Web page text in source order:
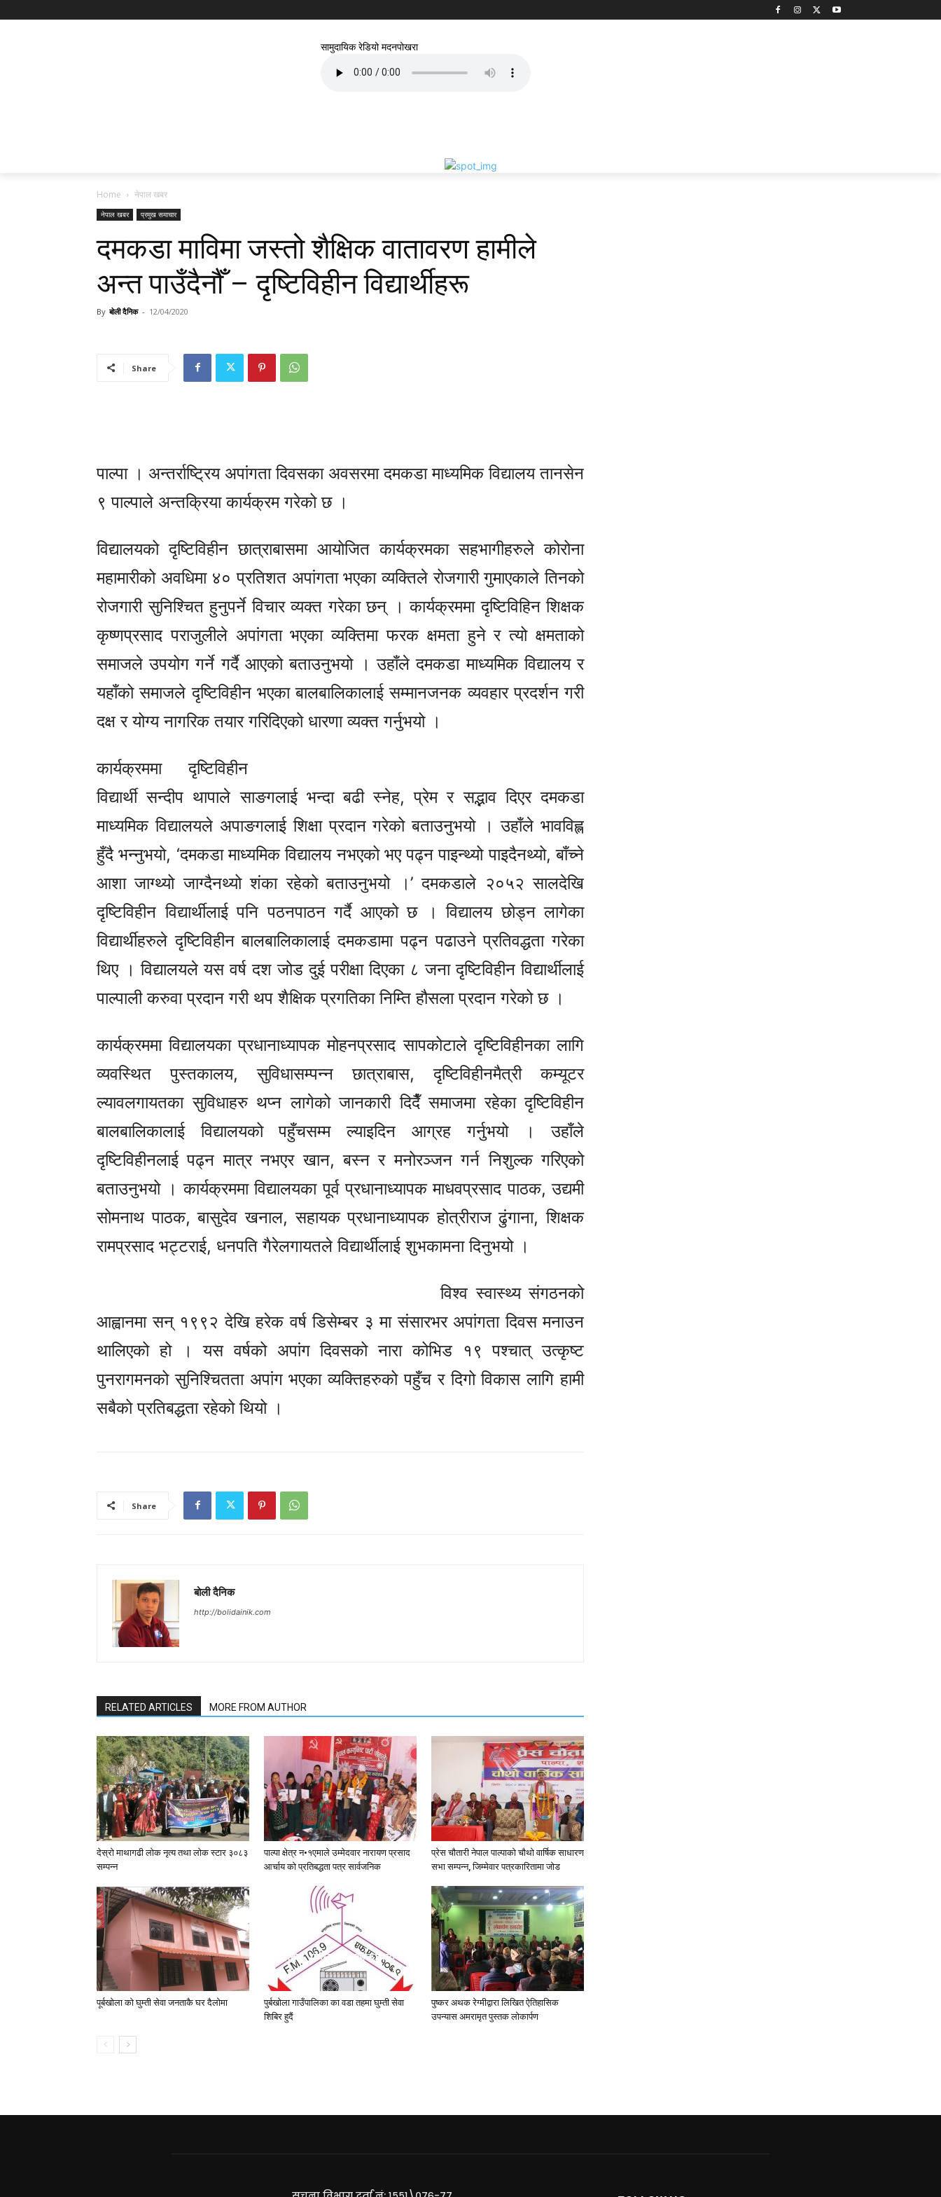
सामुदायिक रेडियो मदनपोखरा
Home नेपाल खबर
नेपाल खबर प्रमुख समाचार
दमकडा माविमा जस्तो शैक्षिक वातावरण हामीले
अन्त पाउँदैनौँ – दृष्टिविहीन विद्यार्थीहरू
By बोली दैनिक - 12/04/2020
Share
पाल्पा । अन्तर्राष्ट्रिय अपांगता दिवसका अवसरमा दमकडा माध्यमिक विद्यालय तानसेन
९ पाल्पाले अन्तक्रिया कार्यक्रम गरेको छ ।
विद्यालयको दृष्टिविहीन छात्राबासमा आयोजित कार्यक्रमका सहभागीहरुले कोरोना
महामारीको अवधिमा ४० प्रतिशत अपांगता भएका व्यक्तिले रोजगारी गुमाएकाले तिनको
रोजगारी सुनिश्चित हुनुपर्ने विचार व्यक्त गरेका छन् । कार्यक्रममा दृष्टिविहिन शिक्षक
कृष्णप्रसाद पराजुलीले अपांगता भएका व्यक्तिमा फरक क्षमता हुने र त्यो क्षमताको
समाजले उपयोग गर्ने गर्दै आएको बताउनुभयो । उहाँले दमकडा माध्यमिक विद्यालय र
यहाँको समाजले दृष्टिविहीन भएका बालबालिकालाई सम्मानजनक व्यवहार प्रदर्शन गरी
दक्ष र योग्य नागरिक तयार गरिदिएको धारणा व्यक्त गर्नुभयो ।
कार्यक्रममा दृष्टिविहीन
विद्यार्थी सन्दीप थापाले साङगलाई भन्दा बढी स्नेह, प्रेम र सद्भाव दिएर दमकडा
माध्यमिक विद्यालयले अपाङगलाई शिक्षा प्रदान गरेको बताउनुभयो । उहाँले भावविह्ल
हुँदै भन्नुभयो, ‘दमकडा माध्यमिक विद्यालय नभएको भए पढ्न पाइन्थ्यो पाइदैनथ्यो, बाँच्ने
आशा जाग्थ्यो जाग्दैनथ्यो शंका रहेको बताउनुभयो ।’ दमकडाले २०५२ सालदेखि
दृष्टिविहीन विद्यार्थीलाई पनि पठनपाठन गर्दै आएको छ । विद्यालय छोड्न लागेका
विद्यार्थीहरुले दृष्टिविहीन बालबालिकालाई दमकडामा पढ्न पढाउने प्रतिवद्धता गरेका
थिए । विद्यालयले यस वर्ष दश जोड दुई परीक्षा दिएका ८ जना दृष्टिविहीन विद्यार्थीलाई
पाल्पाली करुवा प्रदान गरी थप शैक्षिक प्रगतिका निम्ति हौसला प्रदान गरेको छ ।
कार्यक्रममा विद्यालयका प्रधानाध्यापक मोहनप्रसाद सापकोटाले दृष्टिविहीनका लागि
व्यवस्थित पुस्तकालय, सुविधासम्पन्न छात्राबास, दृष्टिविहीनमैत्री कम्यूटर
ल्यावलगायतका सुविधाहरु थप्न लागेको जानकारी दिदैँ समाजमा रहेका दृष्टिविहीन
बालबालिकालाई विद्यालयको पहुँचसम्म ल्याइदिन आग्रह गर्नुभयो । उहाँले
दृष्टिविहीनलाई पढ्न मात्र नभएर खान, बस्न र मनोरञ्जन गर्न निशुल्क गरिएको
बताउनुभयो । कार्यक्रममा विद्यालयका पूर्व प्रधानाध्यापक माधवप्रसाद पाठक, उद्यमी
सोमनाथ पाठक, बासुदेव खनाल, सहायक प्रधानाध्यापक होत्रीराज ढुंगाना, शिक्षक
रामप्रसाद भट्टराई, धनपति गैरेलगायतले विद्यार्थीलाई शुभकामना दिनुभयो ।
विश्व स्वास्थ्य संगठनको
आह्वानमा सन् १९९२ देखि हरेक वर्ष डिसेम्बर ३ मा संसारभर अपांगता दिवस मनाउन
थालिएको हो । यस वर्षको अपांग दिवसको नारा कोभिड १९ पश्चात् उत्कृष्ट
पुनरागमनको सुनिश्चितता अपांग भएका व्यक्तिहरुको पहुँच र दिगो विकास लागि हामी
सबैको प्रतिबद्धता रहेको थियो ।
Share
बोली दैनिक
http://bolidainik.com
RELATED ARTICLES MORE FROM AUTHOR
देस्राे माथागढी लाेक नृत्य तथा लाेक स्टार ३०८३
सम्पन्न
पाल्पा क्षेत्र न•१एमाले उम्मेदवार नारायण प्रसाद
आर्चाय काे प्रतिबद्धता पत्र सार्वजनिक
प्रेस चौतारी नेपाल पाल्पाको चौथो वार्षिक साधारण
सभा सम्पन्न, जिम्मेवार पत्रकारितामा जोड
पूर्बखाेला काे घुम्ती सेवा जनताकै घर दैलाेमा
पुर्बखाेला गाउँपालिका का वडा तहमा घुम्ती सेवा
शिबिर हुदैं
पुष्कर अथक रेग्मीद्वारा लिखित ऐतिहासिक
उपन्यास अमरामृत पुस्तक लोकार्पण